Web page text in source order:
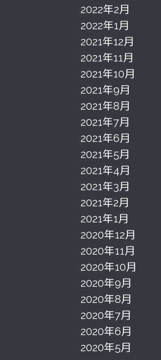
2022年2月
2022年1月
2021年12月
2021年11月
2021年10月
2021年9月
2021年8月
2021年7月
2021年6月
2021年5月
2021年4月
2021年3月
2021年2月
2021年1月
2020年12月
2020年11月
2020年10月
2020年9月
2020年8月
2020年7月
2020年6月
2020年5月